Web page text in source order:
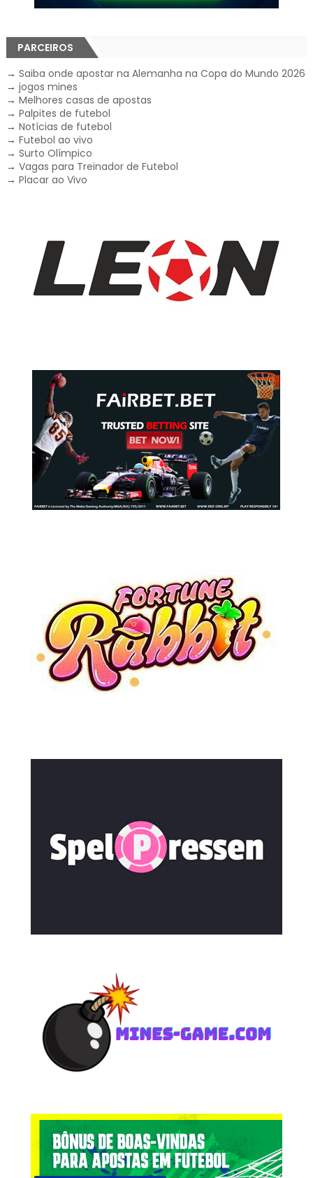
PARCEIROS
→ Saiba onde apostar na Alemanha na Copa do Mundo 2026
→ jogos mines
→ Melhores casas de apostas
→ Palpites de futebol
→ Notícias de futebol
→ Futebol ao vivo
→ Surto Olímpico
→ Vagas para Treinador de Futebol
→ Placar ao Vivo